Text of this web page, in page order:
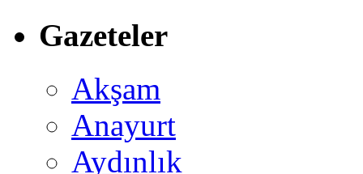
Gazeteler
Akşam
Anayurt
Aydınlık